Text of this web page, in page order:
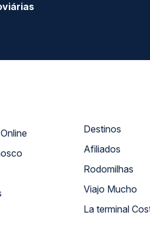
Atendimento Online
Destinos
Afiliados
Rodomilhas
Viajo Mucho